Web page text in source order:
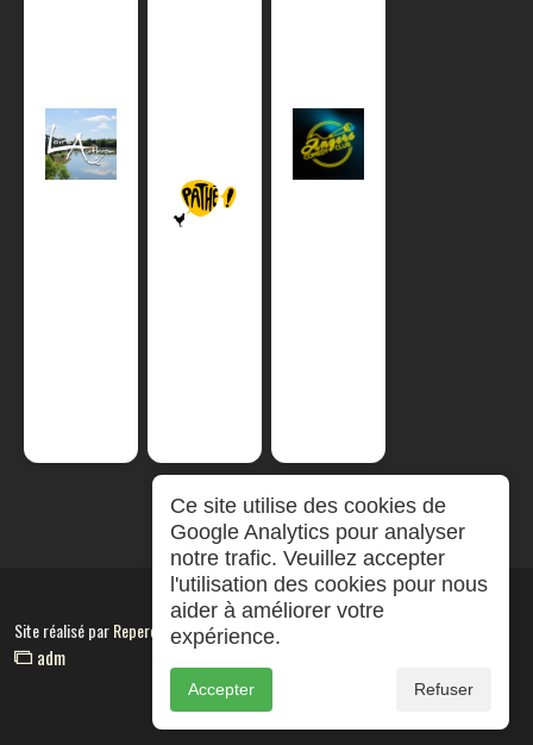
Site réalisé parRepereCom
adm
Ce site utilise des cookies de
Google Analytics pour analyser
notre trafic. Veuillez accepter
l'utilisation des cookies pour nous
aider à améliorer votre
expérience.
Accepter Refuser